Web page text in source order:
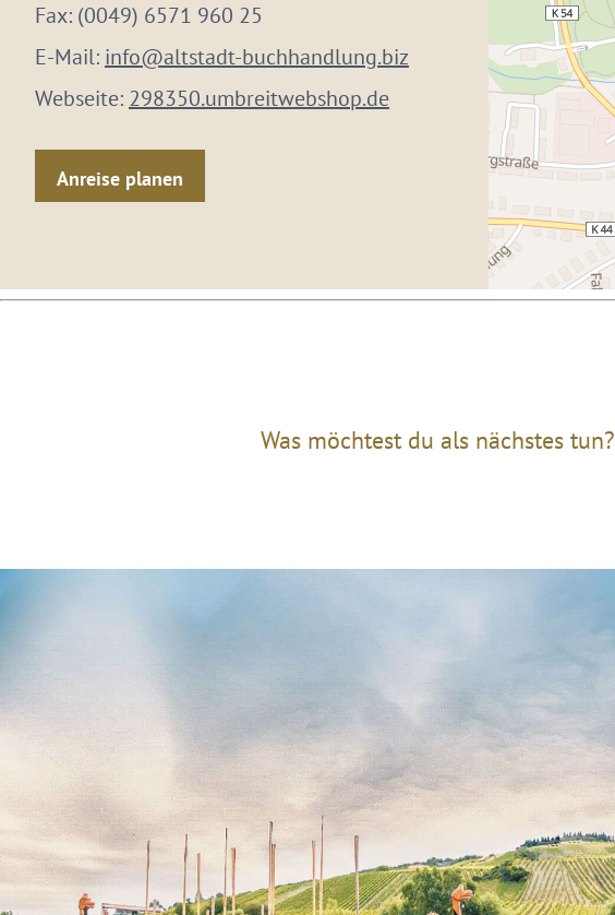
Fax: (0049) 6571 960 25
E-Mail: info@altstadt-buchhandlung.biz
Webseite: 298350.umbreitwebshop.de
Anreise planen
Was möchtest du als nächstes tun?